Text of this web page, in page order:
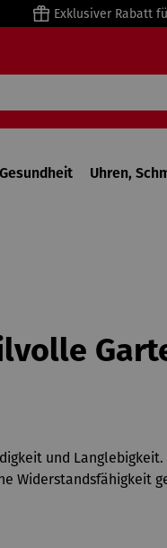
Exklusiver Rabatt
Uhren,
und